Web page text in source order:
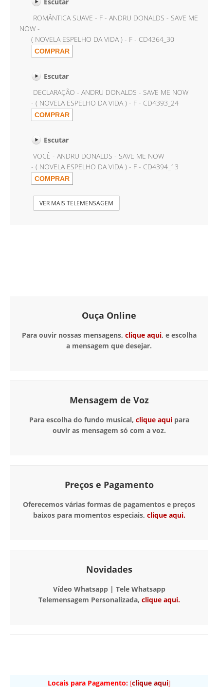
ROMÂNTICA SUAVE - F - ANDRU DONALDS - SAVE ME
NOW -
( NOVELA ESPELHO DA VIDA ) - F - CD4364_30
Escutar
DECLARAÇÃO - ANDRU DONALDS - SAVE ME NOW
- ( NOVELA ESPELHO DA VIDA ) - F - CD4393_24
Escutar
VOCÊ - ANDRU DONALDS - SAVE ME NOW
- ( NOVELA ESPELHO DA VIDA ) - F - CD4394_13
VER MAIS TELEMENSAGEM
Ouça Online
Para ouvir nossas mensagens, clique aqui, e escolha
a mensagem que desejar.
Mensagem de Voz
Para escolha do fundo musical, clique aquipara
ouvir as mensagem só com a voz.
Preços e Pagamento
Oferecemos várias formas de pagamentos e preços
baixos para momentos especiais, clique aqui.
Novidades
Vídeo Whatsapp | Tele Whatsapp
Telemensagem Personalizada, clique aqui.
Locais para Pagamento: [clique aqui]